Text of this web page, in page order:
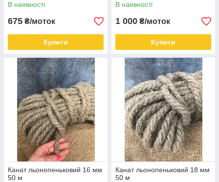
В наявності
675 ₴/моток
Купити
В наявності
1 000 ₴/моток
Купити
Канат льонопеньковий 16 мм
50 м
Канат льонопеньковий 18 мм
50 м